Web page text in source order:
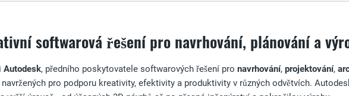
softwarová řešení pro navrhování, plánování a
Autodesk, předního poskytovatele softwarových řešení pro navrhování, projektování,
pro podporu kreativity, efektivity a produktivity v různých odvětvích.